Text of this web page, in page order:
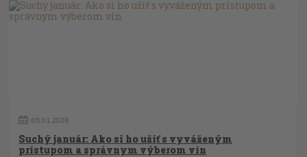
05.01.2026
Suchý január: Ako si ho užiť s vyváženým
prístupom a správnym výberom vín